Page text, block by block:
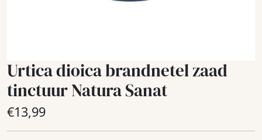
Urtica dioica brandnetel zaad
tinctuur Natura Sanat
€13,99